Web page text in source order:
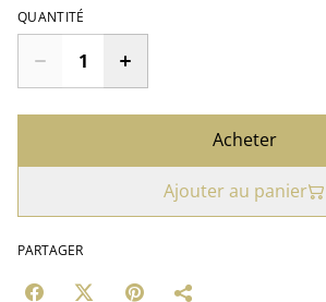
QUANTITÉ
Acheter
Ajouter au panier
PARTAGER